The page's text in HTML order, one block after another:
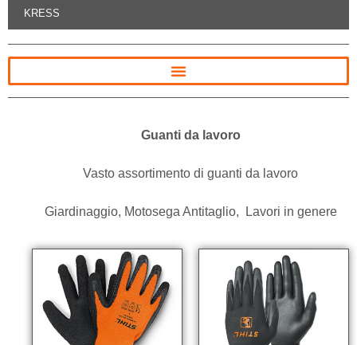
KRESS
Guanti da lavoro
Vasto assortimento di guanti da lavoro
Giardinaggio, Motosega Antitaglio, Lavori in genere